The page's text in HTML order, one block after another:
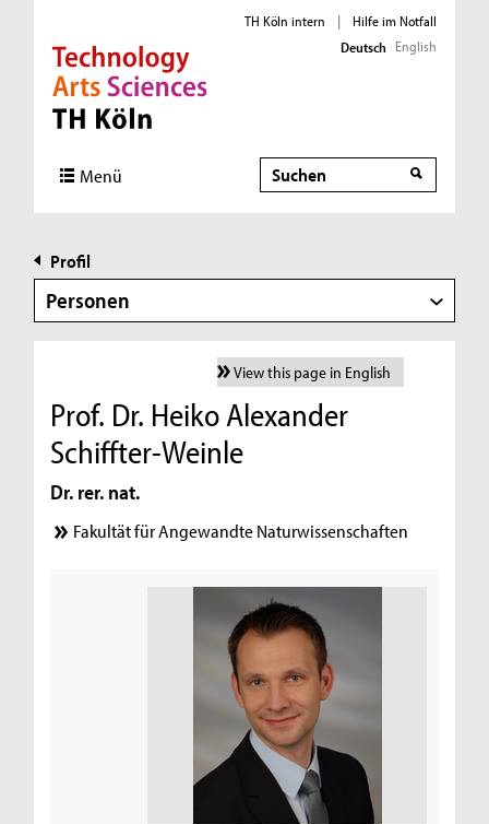
Direkt zur Hauptnavigation
Direkt zur Subnavigation
Direkt zum Inhalt
Direkt zum Fußbereich
TH Köln intern |
Hilfe im Notfall
Deutsch English
Menü Suche
Profil
Personen
View this page in English
Prof. Dr. Heiko Alexander
Schiffter-Weinle
Dr. rer. nat.
Fakultät für Angewandte Naturwissenschaften